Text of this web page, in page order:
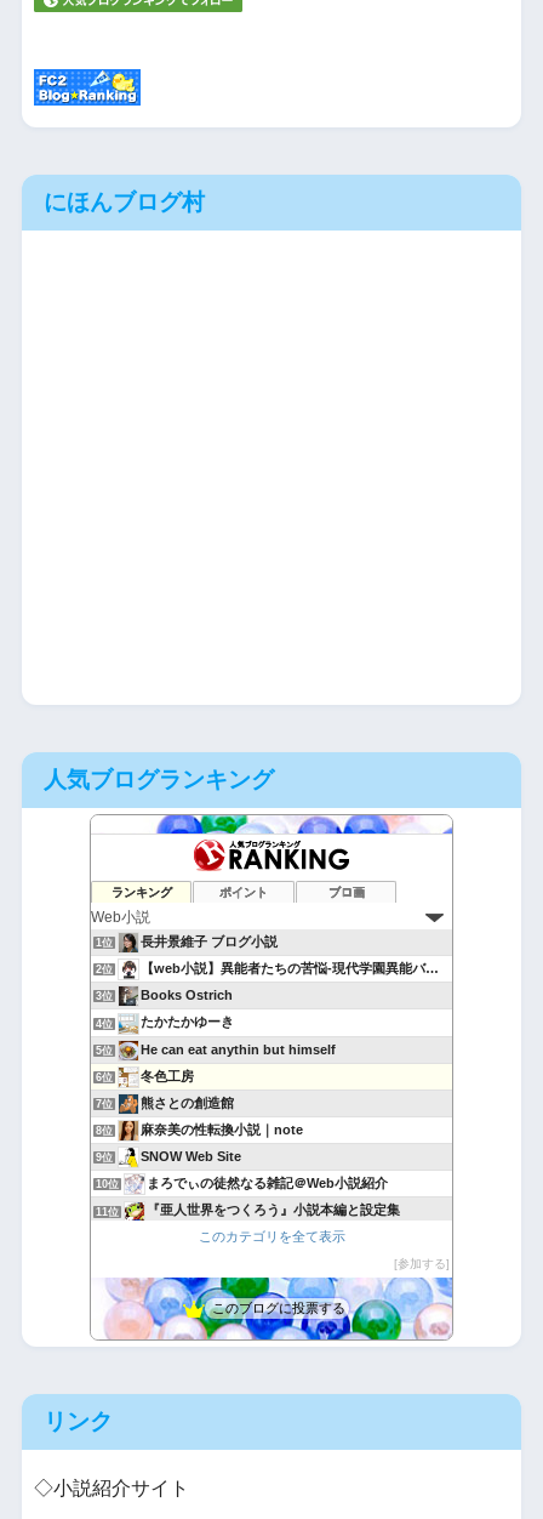
にほんブログ村
人気ブログランキング
ランキング ポイント ブロ画
1位 長井景維子 ブログ小説
2位 【web小説】異能者たちの苦悩-現代学園異能バトル-
3位 Books Ostrich
4位 たかたかゆーき
5位 He can eat anythin but himself
6位 冬色工房
7位 熊さとの創造館
8位 麻奈美の性転換小説｜note
9位 SNOW Web Site
10位 まろでぃの徒然なる雑記＠Web小説紹介
11位 『亜人世界をつくろう』小説本編と設定集
バナジウム喫茶だより
フォレストピア創造記 ラムリーザ・サーガ
14位 ボロ家で執筆
15位 ネット喫茶.com
このカテゴリを全て表示
参加する
このブログに投票する
リンク
◇小説紹介サイト